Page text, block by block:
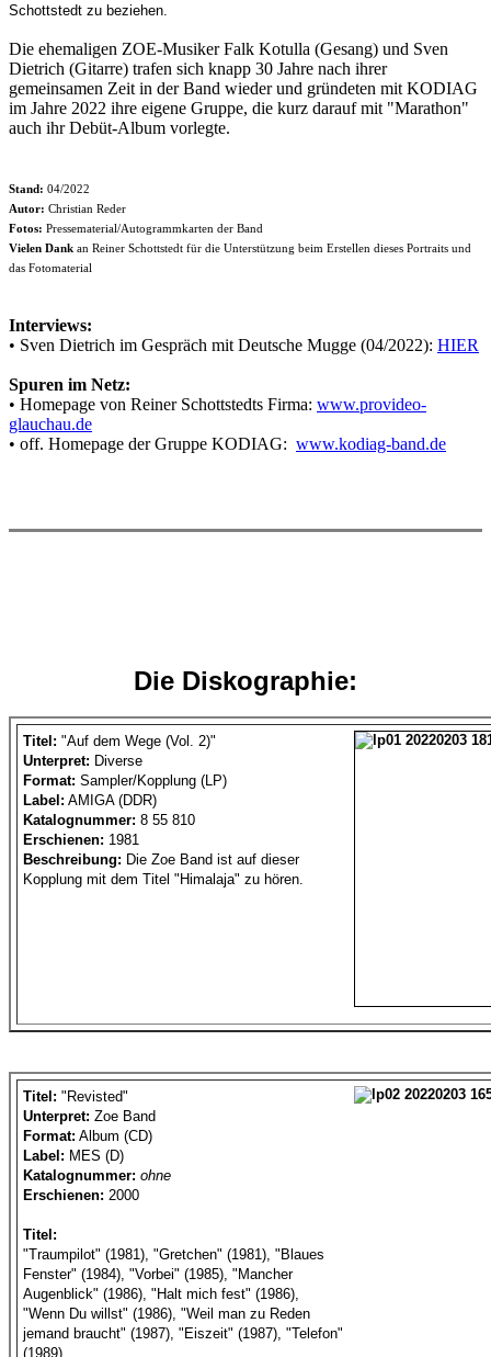
Schottstedt zu beziehen.
Die ehemaligen ZOE-Musiker Falk Kotulla (Gesang) und Sven
Dietrich (Gitarre) trafen sich knapp 30 Jahre nach ihrer
gemeinsamen Zeit in der Band wieder und gründeten mit KODIAG
im Jahre 2022 ihre eigene Gruppe, die kurz darauf mit "Marathon"
auch ihr Debüt-Album vorlegte.
Stand: 04/2022
Autor: Christian Reder
Fotos: Pressematerial/Autogrammkarten der Band
Vielen Dank an Reiner Schottstedt für die Unterstützung beim Erstellen dieses Portraits und
das Fotomaterial
Interviews:
• Sven Dietrich im Gespräch mit Deutsche Mugge (04/2022): HIER
Spuren im Netz:
• Homepage von Reiner Schottstedts Firma: www.provideo-
glauchau.de
• off. Homepage der Gruppe KODIAG: www.kodiag-band.de
Die Diskographie:
Titel: "Auf dem Wege (Vol. 2)"
Unterpret: Diverse
Format: Sampler/Kopplung (LP)
Label: AMIGA (DDR)
Katalognummer: 8 55 810
Erschienen: 1981
Beschreibung: Die Zoe Band ist auf dieser
Kopplung mit dem Titel "Himalaja" zu hören.
Titel: "Revisted"
Unterpret: Zoe Band
Format: Album (CD)
Label: MES (D)
Katalognummer: ohne
Erschienen: 2000
Titel:
"Traumpilot" (1981), "Gretchen" (1981), "Blaues
Fenster" (1984), "Vorbei" (1985), "Mancher
Augenblick" (1986), "Halt mich fest" (1986),
"Wenn Du willst" (1986), "Weil man zu Reden
jemand braucht" (1987), "Eiszeit" (1987), "Telefon"
(1989)